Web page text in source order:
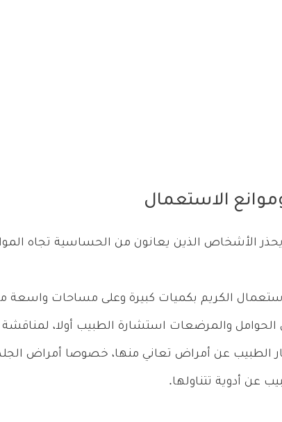
الاستعمال
الأشخاص الذين يعانون من الحساسية تجاه
الكريم بكميات كبيرة وعلى مساحات واسعة
والمرضعات استشارة الطبيب أولا، لمناقشة
الطبيب عن أمراض تعاني منها، خصوصا أمراض
عن أدوية تتناولها.